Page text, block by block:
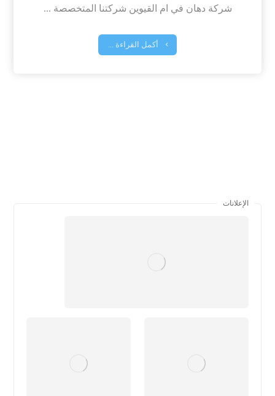
شركة دهان في ام القيوين شركتنا المتخصصة ...
أكمل القراءة ...
الإعلانات